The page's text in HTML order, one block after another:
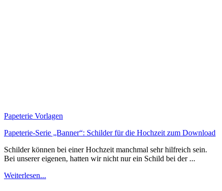
Papeterie Vorlagen
Papeterie-Serie „Banner“: Schilder für die Hochzeit zum Download
Schilder können bei einer Hochzeit manchmal sehr hilfreich sein.
Bei unserer eigenen, hatten wir nicht nur ein Schild bei der ...
Weiterlesen...